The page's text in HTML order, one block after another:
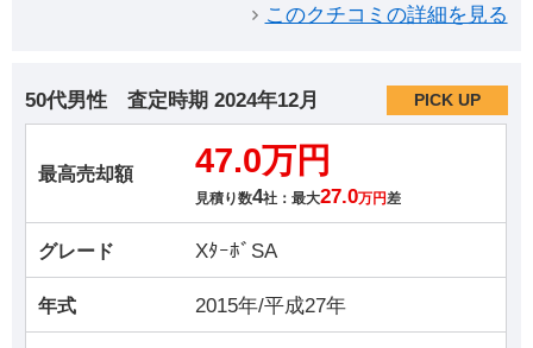
このクチコミの詳細を見る
50代男性 査定時期 2024年12月 PICK UP
最高売却額 47.0万円
見積り数4社：最大27.0万円差
グレード XﾀｰﾎﾞSA
年式 2015年/平成27年